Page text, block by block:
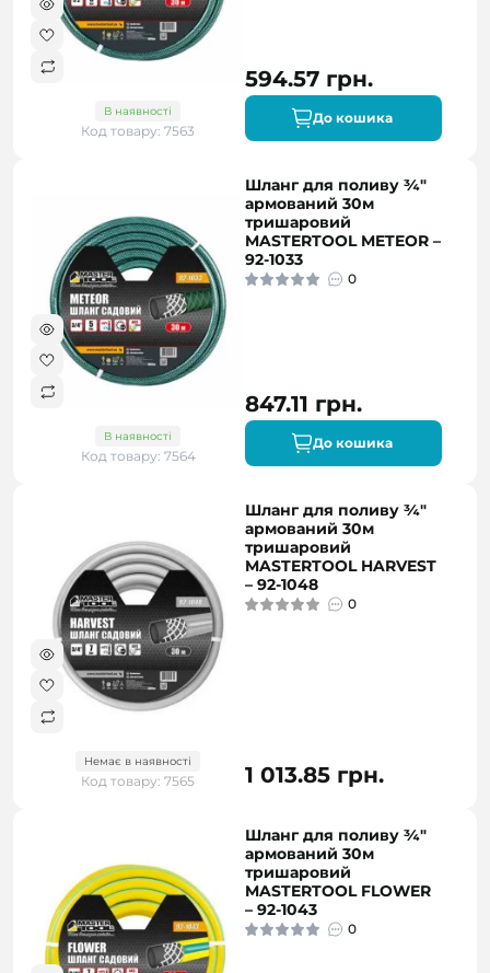
В наявності
Код товару: 7563
594.57 грн.
До кошика
В наявності
Код товару: 7564
Шланг для поливу ¾"
армований 30м
тришаровий
MASTERTOOL METEOR –
92-1033
0
847.11 грн.
До кошика
Немає в наявності
Код товару: 7565
Шланг для поливу ¾"
армований 30м
тришаровий
MASTERTOOL HARVEST
– 92-1048
0
1 013.85 грн.
Шланг для поливу ¾"
армований 30м
тришаровий
MASTERTOOL FLOWER
– 92-1043
0